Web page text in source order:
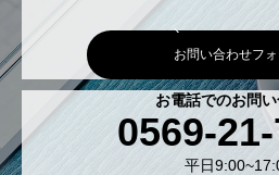
お問い合わせフ
お電話でのお問
0569-
平日